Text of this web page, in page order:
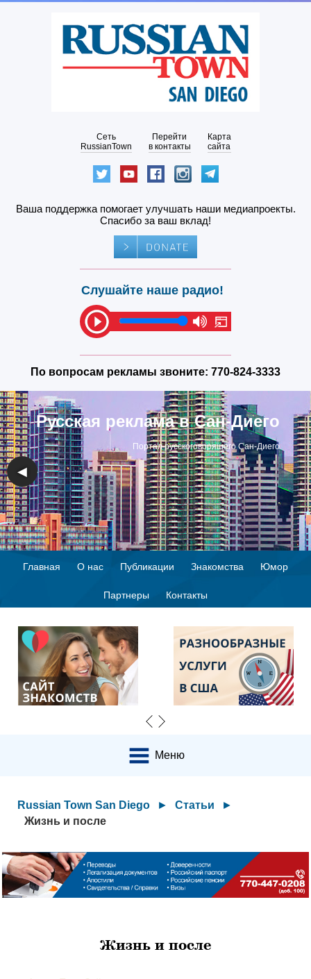
Сеть
RussianTown
Перейти
в контакты
Карта
сайта
Ваша поддержка помогает улучшать наши медиапроекты.
Спасибо за ваш вклад!
Слушайте наше радио!
По вопросам рекламы звоните: 770-824-3333
Русская реклама в Сан-Диего
Портал русскоговорящего Сан-Диего
◀ ▶
Главная О нас Публикации Знакомства Юмор
Партнеры Контакты
Меню
Russian Town San Diego ► Статьи
►
Жизнь и после
Жизнь и после